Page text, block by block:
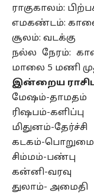
ராகுகாலம்:
எமகண்டம்:
சூலம்: வடக்கு
நல்ல நேரம்:
மாலை 5 மணி
இன்றைய
மேஷம்-தாமதம்
ரிஷபம்-களிப்பு
மிதுனம்-தேர்ச்சி
கடகம்-பொறுமை
சிம்மம்-பண்பு
கன்னி-வரவு
துலாம்- அமைதி